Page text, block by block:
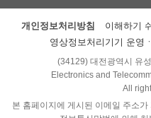
개인정보처리방침 이해하기
영상정보처리기기 운영
(34129) 대전광역시 유
Electronics and
All
본 홈페이지에 게시된 이메일 주소